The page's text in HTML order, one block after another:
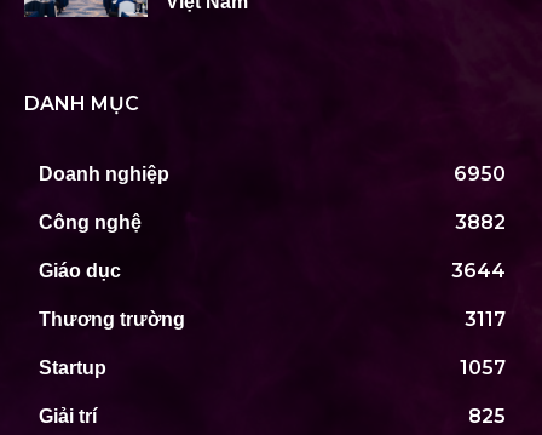
DANH MỤC
Doanh nghiệp 6950
Công nghệ 3882
Giáo dục 3644
Thương trường 3117
Startup 1057
Giải trí 825